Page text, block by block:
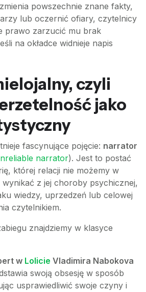
powszechnie znane fakty,
lub oczernić ofiary, czytelnicy
prawo zarzucić mu brak
na okładce widnieje napis
czyli
jako
fascynujące pojęcie: narrator
narrator). Jest to postać
której relacji nie możemy w
wynikać z jej choroby psychicznej,
wiedzy, uprzedzeń lub celowej
czytelnikiem.
znajdziemy w klasyce
w Lolicie Vladimira Nabokova
swoją obsesję w sposób
usprawiedliwić swoje czyny i